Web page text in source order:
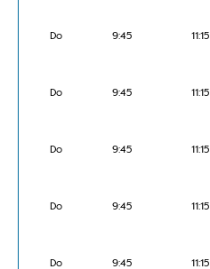
Do 9:45 11:15
Do 9:45 11:15
Do 9:45 11:15
Do 9:45 11:15
Do 9:45 11:15